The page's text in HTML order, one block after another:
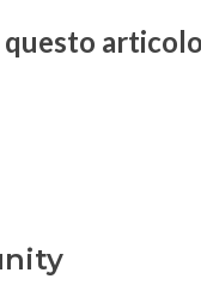
articolo